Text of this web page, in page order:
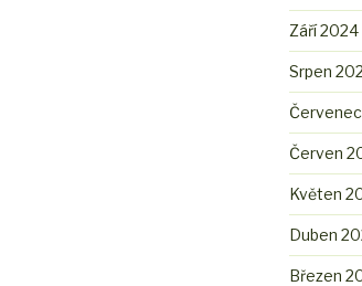
Září 2024
Srpen
Červen
Květen
Duben
Březen